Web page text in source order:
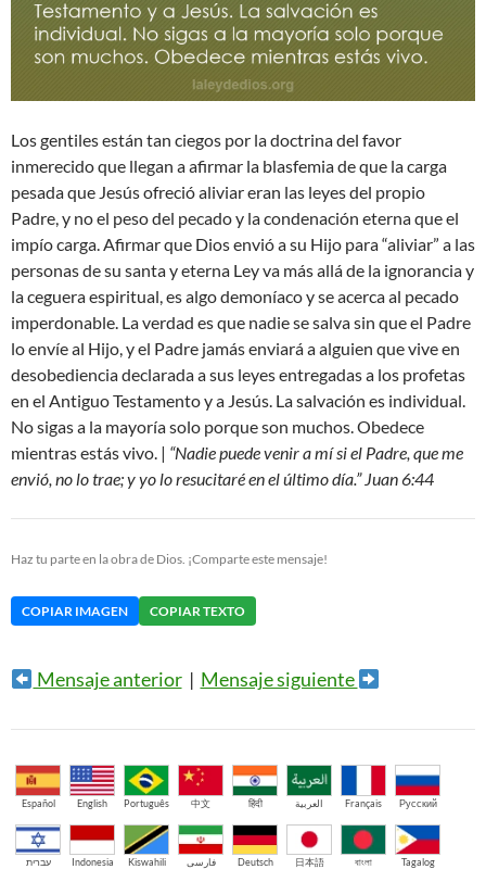
Los gentiles están tan ciegos por la doctrina del favor
inmerecido que llegan a afirmar la blasfemia de que la carga
pesada que Jesús ofreció aliviar eran las leyes del propio
Padre, y no el peso del pecado y la condenación eterna que el
impío carga. Afirmar que Dios envió a su Hijo para “aliviar” a las
personas de su santa y eterna Ley va más allá de la ignorancia y
la ceguera espiritual, es algo demoníaco y se acerca al pecado
imperdonable. La verdad es que nadie se salva sin que el Padre
lo envíe al Hijo, y el Padre jamás enviará a alguien que vive en
desobediencia declarada a sus leyes entregadas a los profetas
en el Antiguo Testamento y a Jesús. La salvación es individual.
No sigas a la mayoría solo porque son muchos. Obedece
mientras estás vivo. | “Nadie puede venir a mí si el Padre, que me
envió, no lo trae; y yo lo resucitaré en el último día.” Juan 6:44
Haz tu parte en la obra de Dios. ¡Comparte este mensaje!
COPIAR IMAGEN COPIAR TEXTO
Mensaje anterior| Mensaje siguiente
Español English Português 中文 हिंदी العربية Français Русский
עברית Indonesia Kiswahili فارسی Deutsch 日本語 বাংলা Tagalog